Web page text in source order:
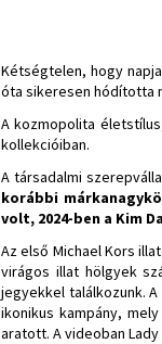
Kétségtelen, hogy
óta sikeresen hódította
A kozmopolita
kollekcióiban.
A társadalmi
korábbi
volt, 2024-ben a Kim
Az első Michael Kors
virágos illat hölgyek
jegyekkel találkozunk.
ikonikus kampány,
aratott. A videoban Lady